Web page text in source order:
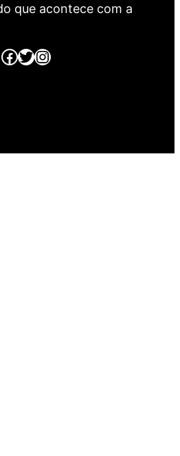
que acontece com a
Página no Facebook
Página no Twitter
Página no Instagram